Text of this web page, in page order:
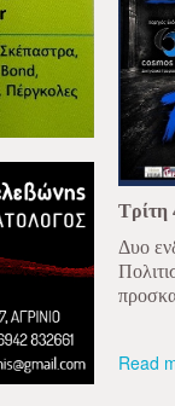
Τρίτη
Δυο
Read